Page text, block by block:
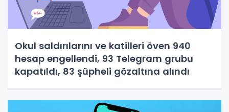
Okul saldırılarını ve katilleri öven 940
hesap engellendi, 93 Telegram grubu
kapatıldı, 83 şüpheli gözaltına alındı